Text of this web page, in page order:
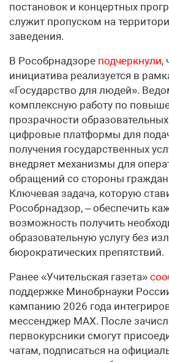
постановок и концертных
служит пропуском на
заведения.
В Рособрнадзоре подчеркнули,
инициатива реализуется в
«Государство для людей».
комплексную работу по
прозрачности образовательных
цифровые платформы для
получения государственных
внедряет механизмы для
обращений со стороны
Ключевая задача, которую
Рособрнадзор, – обеспечить
возможность получить
образовательную услугу без
бюрократических препятствий.
Ранее «Учительская газета»
поддержке Минобрнауки
кампанию 2026 года
мессенджер MAX. После
первокурсники смогут
чатам, подписаться на